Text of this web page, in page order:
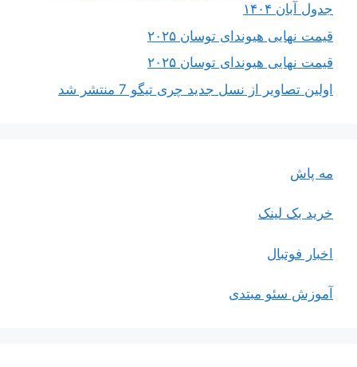
جدول آبان ۱۴۰۴
قیمت نهایی هیوندای توسان ۲۰۲۵
قیمت نهایی هیوندای توسان ۲۰۲۵
اولین تصاویر از نسل جدید چری تیگو 7 منتشر شد
مه پاش
خرید بک لینک
اخبار فوتبال
آموزش سئو مبتدی